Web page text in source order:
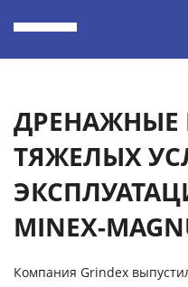
ДРЕНАЖНЫЕ
ТЯЖЕЛЫХ
MINEX-
Компания Grindex